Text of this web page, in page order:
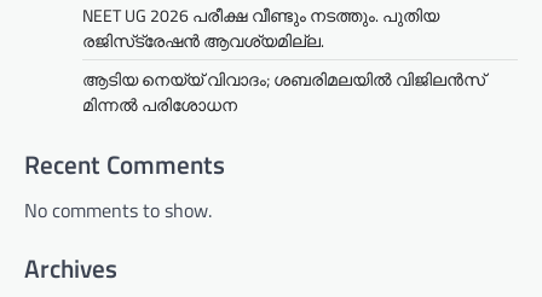
NEET UG 2026 പരീക്ഷ വീണ്ടും നടത്തും. പുതിയ
രജിസ്‌ട്രേഷൻ ആവശ്യമില്ല.
ആടിയ നെയ്യ് വിവാദം; ശബരിമലയില്‍ വിജിലന്‍സ്
മിന്നല്‍ പരിശോധന
Recent Comments
No comments to show.
Archives